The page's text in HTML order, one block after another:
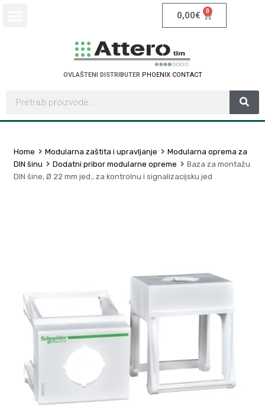
0,00€ 0
OVLAŠTENI DISTRIBUTER PHOENIX CONTACT
Home Modularna zaštita i upravljanje
Modularna oprema za
DIN šinu
Dodatni pribor modularne opreme
Baza za montažu
DIN šine, Ø 22 mm jed., za kontrolnu i signalizacijsku jed